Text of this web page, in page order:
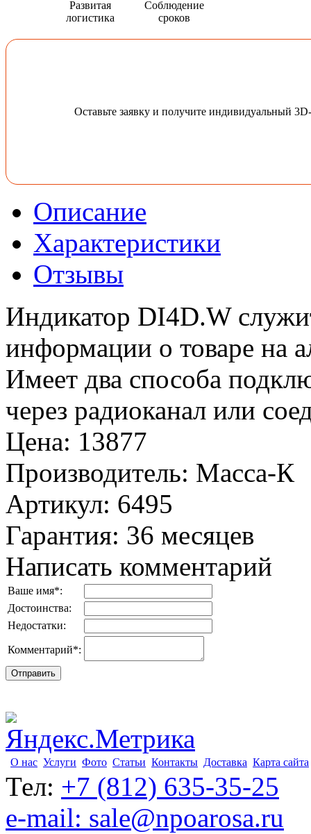
Развитая
логистика
Соблюдение
сроков
Оставьте заявку и получите индивидуальный
Описание
Характеристики
Отзывы
Индикатор DI4D.W
информации о товаре на
Имеет два способа
через радиоканал или
Цена: 13877
Производитель: Масса-К
Артикул: 6495
Гарантия: 36 месяцев
Написать комментарий
Ваше имя*:
Достоинства:
Недостатки:
Комментарий*:
О нас Услуги Фото Статьи Контакты Доставка Карта сайта
Тел: +7 (812) 635-35-25
e-mail: sale@npoarosa.ru